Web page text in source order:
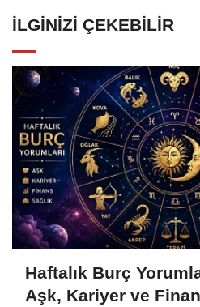
İLGINIZI ÇEKEBILIR
Haftalık Burç
Aşk, Kariyer ve